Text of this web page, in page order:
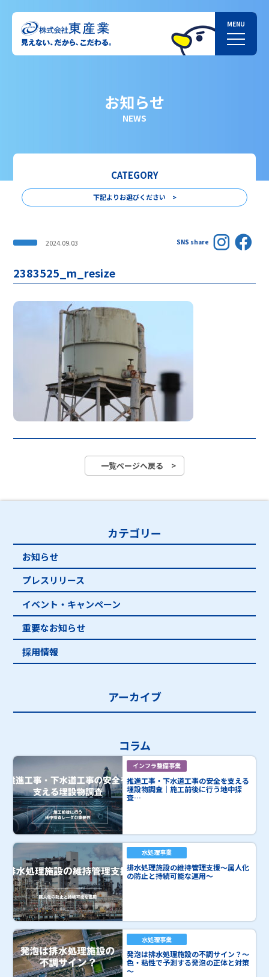
お知らせ
NEWS
CATEGORY
下記よりお選びください >
2024.09.03 SNS share
2383525_m_resize
一覧ページへ戻る >
カテゴリー
お知らせ
プレスリリース
イベント・キャンペーン
重要なお知らせ
採用情報
アーカイブ
コラム
インフラ整備事業
推進工事・下水道工事の安全を支える
埋設物調査｜施工前後に行う地中探
査…
水処理事業
排水処理施設の維持管理支援～属人化
の防止と持続可能な運用～
水処理事業
発泡は排水処理施設の不調サイン？～
色・粘性で予測する発泡の正体と対策
～